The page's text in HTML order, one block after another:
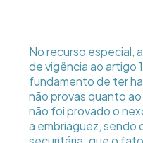
No recurso especial,
de vigência ao artigo
fundamento de ter
não provas quanto
não foi provado o
a embriaguez, sendo